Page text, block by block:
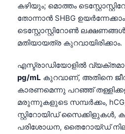
കഴിയും; മൊത്തം
തോന്നാൻ SHBG
ടെസ്റ്റോസ്റ്റിറോൺ
മതിയായത്ര കുറവായിരിക്കാം.
എസ്ട്രാഡിയോളിൽ
pg/mL കുറവാണ്, അതിനെ
കാരണമെന്നു പറഞ്ഞ്
മരുന്നുകളുടെ സമ്പർക്കം,
സ്റ്റിറോയിഡ് സൈക്കിളുകൾ,
പരിശോധന, തൈറോയ്ഡ്
ქართული
Русский
Lietuvių kalba
한국어
Slovenščina
Magyar